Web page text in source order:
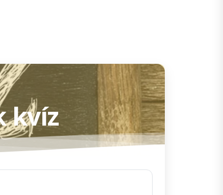
kvíz